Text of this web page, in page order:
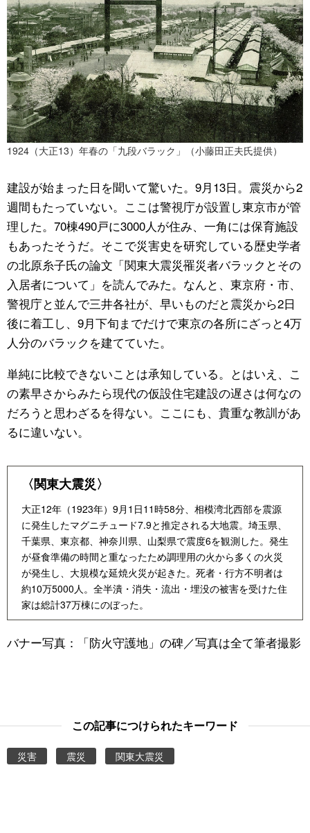
1924（大正13）年春の「九段バラック」（小藤田正夫氏提供）
建設が始まった日を聞いて驚いた。9月13日。震災から2
週間もたっていない。ここは警視庁が設置し東京市が管
理した。70棟490戸に3000人が住み、一角には保育施設
もあったそうだ。そこで災害史を研究している歴史学者
の北原糸子氏の論文「関東大震災罹災者バラックとその
入居者について」を読んでみた。なんと、東京府・市、
警視庁と並んで三井各社が、早いものだと震災から2日
後に着工し、9月下旬までだけで東京の各所にざっと4万
人分のバラックを建てていた。
単純に比較できないことは承知している。とはいえ、こ
の素早さからみたら現代の仮設住宅建設の遅さは何なの
だろうと思わざるを得ない。ここにも、貴重な教訓があ
るに違いない。
〈関東大震災〉
大正12年（1923年）9月1日11時58分、相模湾北西部を震源
に発生したマグニチュード7.9と推定される大地震。埼玉県、
千葉県、東京都、神奈川県、山梨県で震度6を観測した。発生
が昼食準備の時間と重なったため調理用の火から多くの火災
が発生し、大規模な延焼火災が起きた。死者・行方不明者は
約10万5000人。全半潰・消失・流出・埋没の被害を受けた住
家は総計37万棟にのぼった。
バナー写真：「防火守護地」の碑／写真は全て筆者撮影
この記事につけられたキーワード
災害 震災 関東大震災